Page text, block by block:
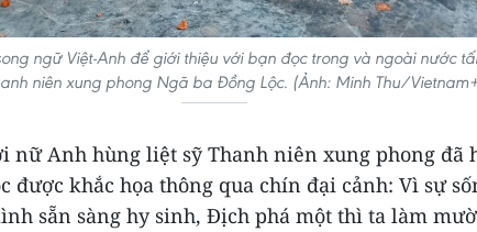
ngữ Việt-Anh để giới thiệu với bạn đọc trong và ngoài nước
niên xung phong Ngã ba Đồng Lộc. (Ảnh: Minh Thu/
nữ Anh hùng liệt sỹ Thanh niên xung phong đã
được khắc họa thông qua chín đại cảnh: Vì sự
sẵn sàng hy sinh, Địch phá một thì ta làm